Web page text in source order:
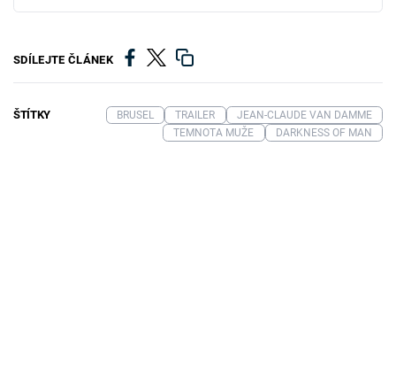
SDÍLEJTE ČLÁNEK
ŠTÍTKY BRUSEL TRAILER
JEAN-CLAUDE VAN DAMME
TEMNOTA MUŽE
DARKNESS OF MAN